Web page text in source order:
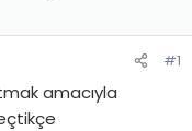
#1
amacıyla